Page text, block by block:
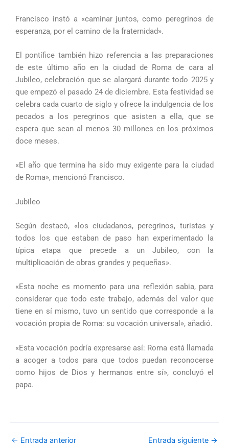
Francisco instó a «caminar juntos, como peregrinos de
esperanza, por el camino de la fraternidad».
El pontífice también hizo referencia a las preparaciones
de este último año en la ciudad de Roma de cara al
Jubileo, celebración que se alargará durante todo 2025 y
que empezó el pasado 24 de diciembre. Esta festividad se
celebra cada cuarto de siglo y ofrece la indulgencia de los
pecados a los peregrinos que asisten a ella, que se
espera que sean al menos 30 millones en los próximos
doce meses.
«El año que termina ha sido muy exigente para la ciudad
de Roma», mencionó Francisco.
Jubileo
Según destacó, «los ciudadanos, peregrinos, turistas y
todos los que estaban de paso han experimentado la
típica etapa que precede a un Jubileo, con la
multiplicación de obras grandes y pequeñas».
«Esta noche es momento para una reflexión sabia, para
considerar que todo este trabajo, además del valor que
tiene en sí mismo, tuvo un sentido que corresponde a la
vocación propia de Roma: su vocación universal», añadió.
«Esta vocación podría expresarse así: Roma está llamada
a acoger a todos para que todos puedan reconocerse
como hijos de Dios y hermanos entre sí», concluyó el
papa.
← Entrada anterior Entrada siguiente →